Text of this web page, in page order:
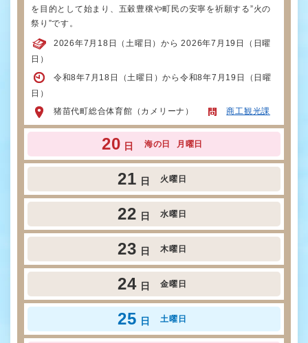
を目的として始まり、五穀豊穣や町民の安寧を祈願する”火の
祭り”です。
2026年7月18日（土曜日）から 2026年7月19日（日曜
日）
令和8年7月18日（土曜日）から令和8年7月19日（日曜
日）
猪苗代町総合体育館（カメリーナ）
商工観光課
20 日 海の日 月曜日
21 日 火曜日
22 日 水曜日
23 日 木曜日
24 日 金曜日
25 日 土曜日